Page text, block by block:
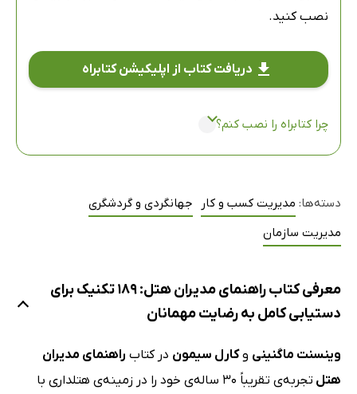
نصب کنید.
دریافت کتاب از اپلیکیشن کتابراه
چرا کتابراه را نصب کنم؟
دسته‌ها: مدیریت کسب و کار
جهانگردی و گردشگری
مدیریت سازمان
معرفی کتاب راهنمای مدیران هتل: 189 تکنیک برای
دستیابی کامل به رضایت مهمانان
وینسنت ماگنینی وکارل سیمون در کتاب راهنمای مدیران
هتل
تجربه‌ی تقریباً 30 ساله‌ی خود را در زمینه‌ی هتلداری با